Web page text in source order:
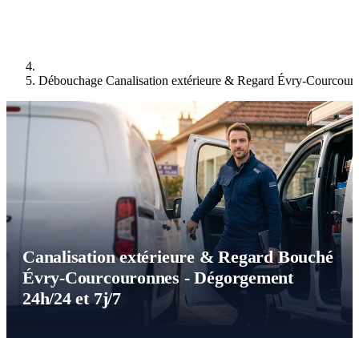
Débouchage Canalisation extérieure & Regard Évry-
Canalisation extérieure & Regard Bouché
Évry-Courcouronnes - Dégorgement
24h/24 et 7j/7